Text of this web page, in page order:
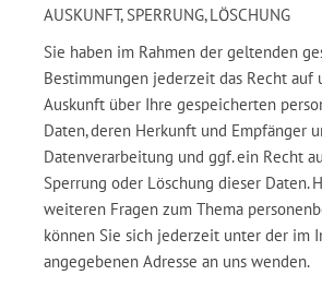
AUSKUNFT, SPERRUNG, LÖSCHUNG
Sie haben im Rahmen der geltenden
Bestimmungen jederzeit das Recht auf
Auskunft über Ihre gespeicherten
Daten, deren Herkunft und Empfänger
Datenverarbeitung und ggf. ein Recht
Sperrung oder Löschung dieser Daten.
weiteren Fragen zum Thema
können Sie sich jederzeit unter der im
angegebenen Adresse an uns wenden.